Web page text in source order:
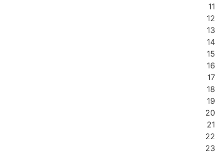
11
12
13
14
15
16
17
18
19
20
21
22
23